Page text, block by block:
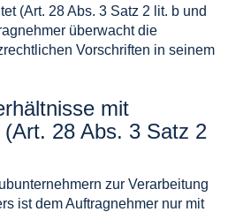
(Art. 28 Abs. 3 Satz 2 lit. b und
überwacht die
Vorschriften in seinem
mit
28 Abs. 3 Satz 2
zur Verarbeitung
ist dem Auftragnehmer nur mit